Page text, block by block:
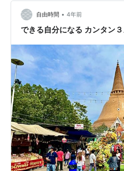
年齢に関わらず働ける職場 働く
齢を問わずに雇用するのがマクド
か。 90代の店員さんが、マック
自由時間 • 4年前
できる自分になる カンタン